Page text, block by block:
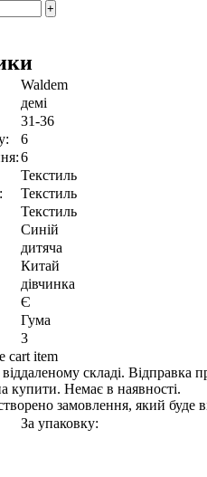
+
Waldem
демі
31-36
6
6
Текстиль
Текстиль
Текстиль
Синій
дитяча
Китай
дівчинка
Є
Гума
3
складі. Відправка
купити. Немає в наявності.
замовлення, який буде
За упаковку: